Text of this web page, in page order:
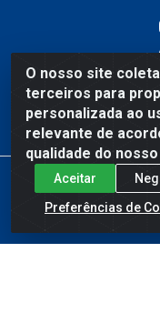
O nosso site
terceiros para
personalizada ao
relevante de
qualidade do
Aceitar
Preferências de
Gigavale Atacado - Av.
dos Campos/SP -